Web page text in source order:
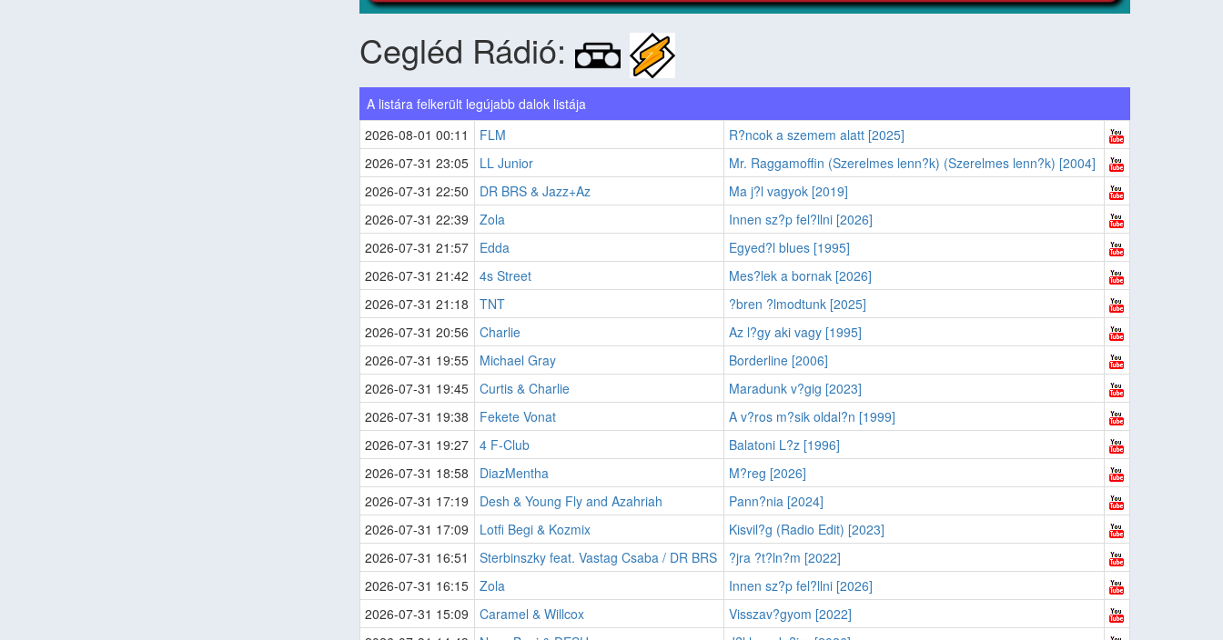
Cegléd Rádió:
A listára felkerült legújabb dalok listája
2026-08-01 00:11
FLM
R?ncok a szemem alatt [2025]
2026-07-31 23:05
LL Junior
Mr. Raggamoffin (Szerelmes lenn?k) (Szerelmes lenn?k) [2004]
2026-07-31 22:50
DR BRS & Jazz+Az
Ma j?l vagyok [2019]
2026-07-31 22:39
Zola
Innen sz?p fel?llni [2026]
2026-07-31 21:57
Edda
Egyed?l blues [1995]
2026-07-31 21:42
4s Street
Mes?lek a bornak [2026]
2026-07-31 21:18
TNT
?bren ?lmodtunk [2025]
2026-07-31 20:56
Charlie
Az l?gy aki vagy [1995]
2026-07-31 19:55
Michael Gray
Borderline [2006]
2026-07-31 19:45
Curtis & Charlie
Maradunk v?gig [2023]
2026-07-31 19:38
Fekete Vonat
A v?ros m?sik oldal?n [1999]
2026-07-31 19:27
4 F-Club
Balatoni L?z [1996]
2026-07-31 18:58
DiazMentha
M?reg [2026]
2026-07-31 17:19
Desh & Young Fly and Azahriah
Pann?nia [2024]
2026-07-31 17:09
Lotfi Begi & Kozmix
Kisvil?g (Radio Edit) [2023]
2026-07-31 16:51
Sterbinszky feat. Vastag Csaba / DR BRS
?jra ?t?ln?m [2022]
2026-07-31 16:15
Zola
Innen sz?p fel?llni [2026]
2026-07-31 15:09
Caramel & Willcox
Visszav?gyom [2022]